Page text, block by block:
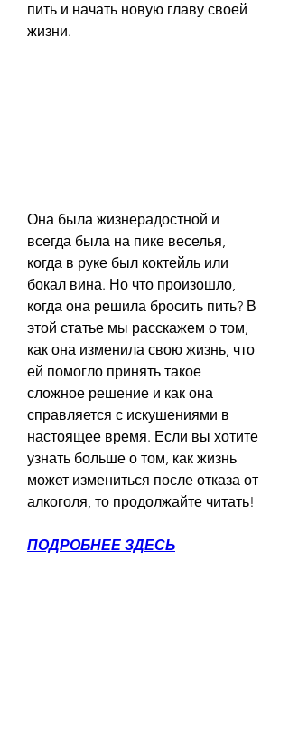
пить и начать новую главу своей
жизни.
Она была жизнерадостной и
всегда была на пике веселья,
когда в руке был коктейль или
бокал вина. Но что произошло,
когда она решила бросить пить? В
этой статье мы расскажем о том,
как она изменила свою жизнь, что
ей помогло принять такое
сложное решение и как она
справляется с искушениями в
настоящее время. Если вы хотите
узнать больше о том, как жизнь
может измениться после отказа от
алкоголя, то продолжайте читать!
ПОДРОБНЕЕ ЗДЕСЬ